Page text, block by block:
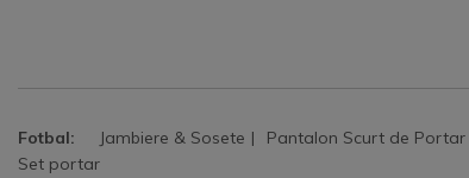
Fotbal: Jambiere & Sosete Pantalon Scurt de Portar
Set portar